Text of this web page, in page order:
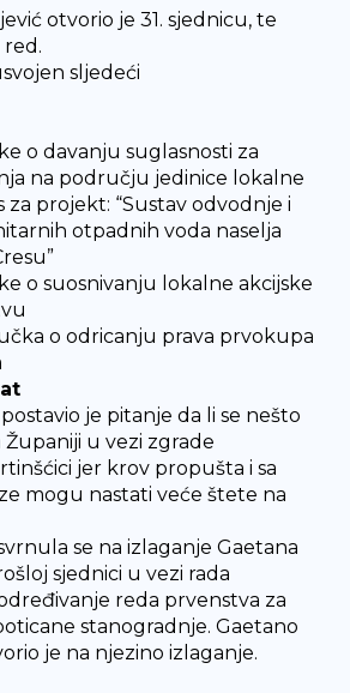
otvorio je 31. sjednicu, te
sljedeći
o davanju suglasnosti za
na području jedinice lokalne
za projekt: “Sustav odvodnje i
otpadnih voda naselja
o suosnivanju lokalne akcijske
o odricanju prava prvokupa
je pitanje da li se nešto
u vezi zgrade
jer krov propušta i sa
mogu nastati veće štete na
se na izlaganje Gaetana
sjednici u vezi rada
reda prvenstva za
stanogradnje. Gaetano
je na njezino izlaganje.